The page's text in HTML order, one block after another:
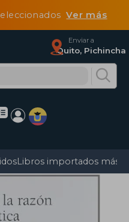
Ver más
Enviar a
Quito, Pichincha
Libros importados más